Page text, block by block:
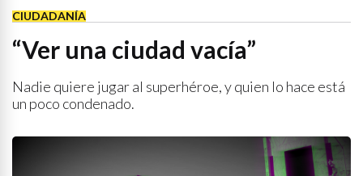
CIUDADANÍA
“Ver una ciudad vacía”
Nadie quiere jugar al superhéroe, y quien lo hace está
un poco condenado.